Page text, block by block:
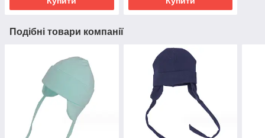
Подібні товари компанії